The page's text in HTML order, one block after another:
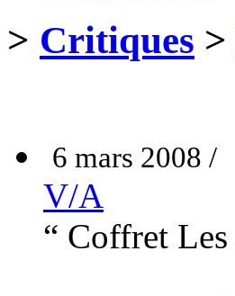
> Critiques >
6 mars 2008 /
V/A
“ Coffret